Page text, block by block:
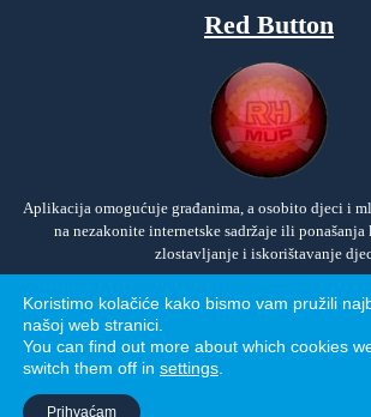
Red Button
Aplikacija omogućuje građanima, a osobito djeci i
na nezakonite internetske sadržaje ili ponašanja
zlostavljanje i iskorištavanje
Politika privatnosti
Koristimo kolačiće kako bismo vam pružili
našoj web stranici.
You can find out more about which cookies
switch them off in settings
Prihvaćam